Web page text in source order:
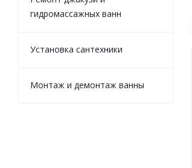
гидромассажных ванн
Установка сантехники
Монтаж и демонтаж ванны